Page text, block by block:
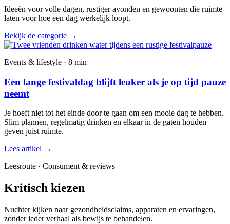
Ideeën voor volle dagen, rustiger avonden en gewoonten die ruimte
laten voor hoe een dag werkelijk loopt.
Bekijk de categorie →
Events & lifestyle · 8 min
Een lange festivaldag blijft leuker als je op tijd pauze
neemt
Je hoeft niet tot het einde door te gaan om een mooie dag te hebben.
Slim plannen, regelmatig drinken en elkaar in de gaten houden
geven juist ruimte.
Lees artikel →
Leesroute · Consument & reviews
Kritisch kiezen
Nuchter kijken naar gezondheidsclaims, apparaten en ervaringen,
zonder ieder verhaal als bewijs te behandelen.